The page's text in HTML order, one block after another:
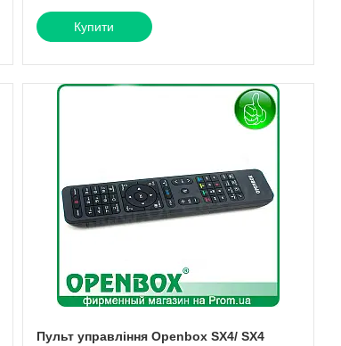
Купити
Пульт управління Openbox SX4/ SX4